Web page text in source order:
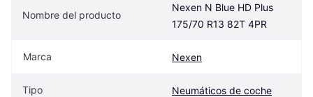
Nombre del producto
Nexen N Blue HD Plus
175/70 R13 82T 4PR
Marca Nexen
Tipo Neumáticos de coche